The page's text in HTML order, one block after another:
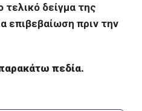
δείγμα της
επιβεβαίωση πριν την
πεδία.